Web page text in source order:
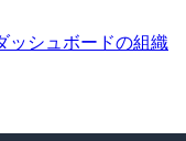
ッシュボードの組織